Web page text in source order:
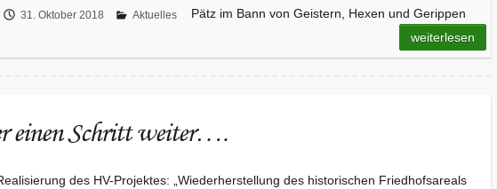
31. Oktober 2018 Aktuelles
Pätz im Bann von Geistern, Hexen und Gerippen
weiterlesen
einen Schritt weiter….
des HV-Projektes: „Wiederherstellung des historischen Friedhofsareals